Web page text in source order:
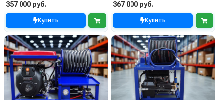
357 000 руб.
Купить
367 000 руб.
Купить